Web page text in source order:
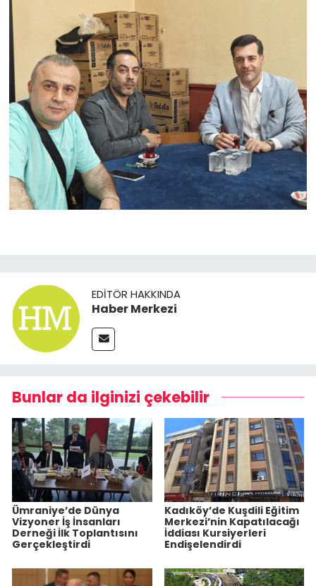
EDITÖR HAKKINDA
Haber Merkezi
Bunlar da ilginizi çekebilir
Ümraniye’de Dünya
Vizyoner İş İnsanları
Derneği İlk Toplantısını
Gerçekleştirdi
Kadıköy’de Kuşdili Eğitim
Merkezi’nin Kapatılacağı
İddiası Kursiyerleri
Endişelendirdi